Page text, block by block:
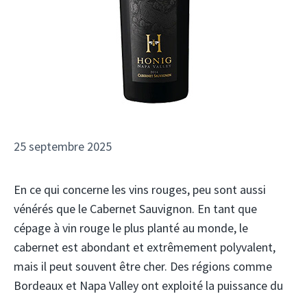
25 septembre 2025
En ce qui concerne les vins rouges, peu sont aussi
vénérés que le Cabernet Sauvignon. En tant que
cépage à vin rouge le plus planté au monde, le
cabernet est abondant et extrêmement polyvalent,
mais il peut souvent être cher. Des régions comme
Bordeaux et Napa Valley ont exploité la puissance du